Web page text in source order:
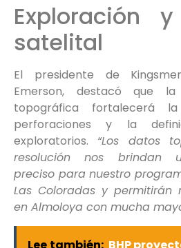
Exploración
satelital
El presidente de
Emerson, destacó que
topográfica fortalecerá
perforaciones y la
exploratorios. “Los datos
resolución nos brindan
preciso para nuestro
Las Coloradas y permitirán
en Almoloya con mucha
Lee también: BHP